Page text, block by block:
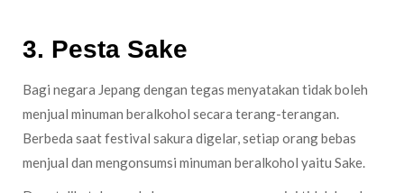
3. Pesta Sake
Bagi negara Jepang dengan tegas menyatakan tidak boleh
menjual minuman beralkohol secara terang-terangan.
Berbeda saat festival sakura digelar, setiap orang bebas
menjual dan mengonsumsi minuman beralkohol yaitu Sake.